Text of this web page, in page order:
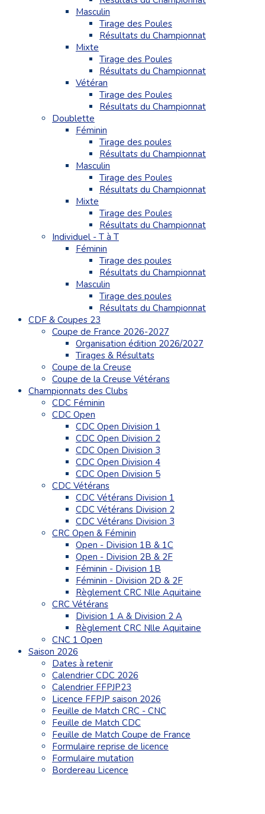
Masculin
Tirage des Poules
Résultats du Championnat
Mixte
Tirage des Poules
Résultats du Championnat
Vétéran
Tirage des Poules
Résultats du Championnat
Doublette
Féminin
Tirage des poules
Résultats du Championnat
Masculin
Tirage des Poules
Résultats du Championnat
Mixte
Tirage des Poules
Résultats du Championnat
Individuel - T à T
Féminin
Tirage des poules
Résultats du Championnat
Masculin
Tirage des poules
Résultats du Championnat
CDF & Coupes 23
Coupe de France 2026-2027
Organisation édition 2026/2027
Tirages & Résultats
Coupe de la Creuse
Coupe de la Creuse Vétérans
Championnats des Clubs
CDC Féminin
CDC Open
CDC Open Division 1
CDC Open Division 2
CDC Open Division 3
CDC Open Division 4
CDC Open Division 5
CDC Vétérans
CDC Vétérans Division 1
CDC Vétérans Division 2
CDC Vétérans Division 3
CRC Open & Féminin
Open - Division 1B & 1C
Open - Division 2B & 2F
Féminin - Division 1B
Féminin - Division 2D & 2F
Règlement CRC Nlle Aquitaine
CRC Vétérans
Division 1 A & Division 2 A
Règlement CRC Nlle Aquitaine
CNC 1 Open
Saison 2026
Dates à retenir
Calendrier CDC 2026
Calendrier FFPJP23
Licence FFPJP saison 2026
Feuille de Match CRC - CNC
Feuille de Match CDC
Feuille de Match Coupe de France
Formulaire reprise de licence
Formulaire mutation
Bordereau Licence